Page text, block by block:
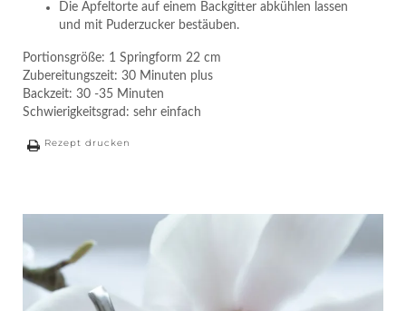
Die Apfeltorte auf einem Backgitter abkühlen lassen
und mit Puderzucker bestäuben.
Portionsgröße: 1 Springform 22 cm
Zubereitungszeit: 30 Minuten plus
Backzeit: 30 -35 Minuten
Schwierigkeitsgrad: sehr einfach
Rezept drucken